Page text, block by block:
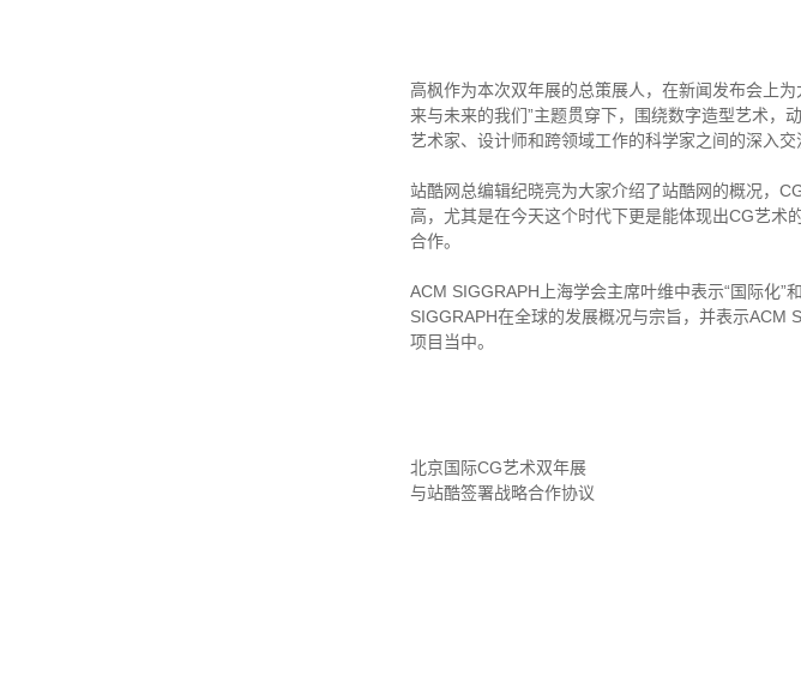
高枫作为本次双年展的总策展人，在新闻发布会上
来与未来的我们”主题贯穿下，围绕数字造型艺术，
艺术家、设计师和跨领域工作的科学家之间的深入交
站酷网总编辑纪晓亮为大家介绍了站酷网的概况，
高，尤其是在今天这个时代下更是能体现出CG艺术
合作。
ACM SIGGRAPH上海学会主席叶维中表示“国际化”
SIGGRAPH在全球的发展概况与宗旨，并表示ACM
项目当中。
北京国际CG艺术双年展
与站酷签署战略合作协议